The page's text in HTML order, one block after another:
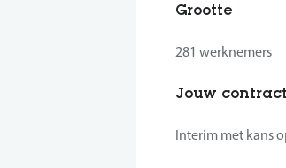
Grootte
281 werknemers
Jouw contract
Interim met kans